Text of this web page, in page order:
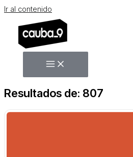
Ir al contenido
Resultados de: 807